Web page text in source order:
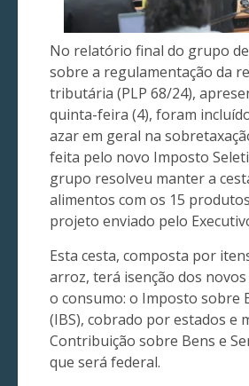
No relatório final do grupo
sobre a regulamentação da
tributária (PLP 68/24),
quinta-feira (4), foram
azar em geral na
feita pelo novo Imposto
grupo resolveu manter a
alimentos com os 15
projeto enviado pelo
Esta cesta, composta por
arroz, terá isenção dos
o consumo: o Imposto sobre
(IBS), cobrado por estados e
Contribuição sobre Bens e
que será federal.